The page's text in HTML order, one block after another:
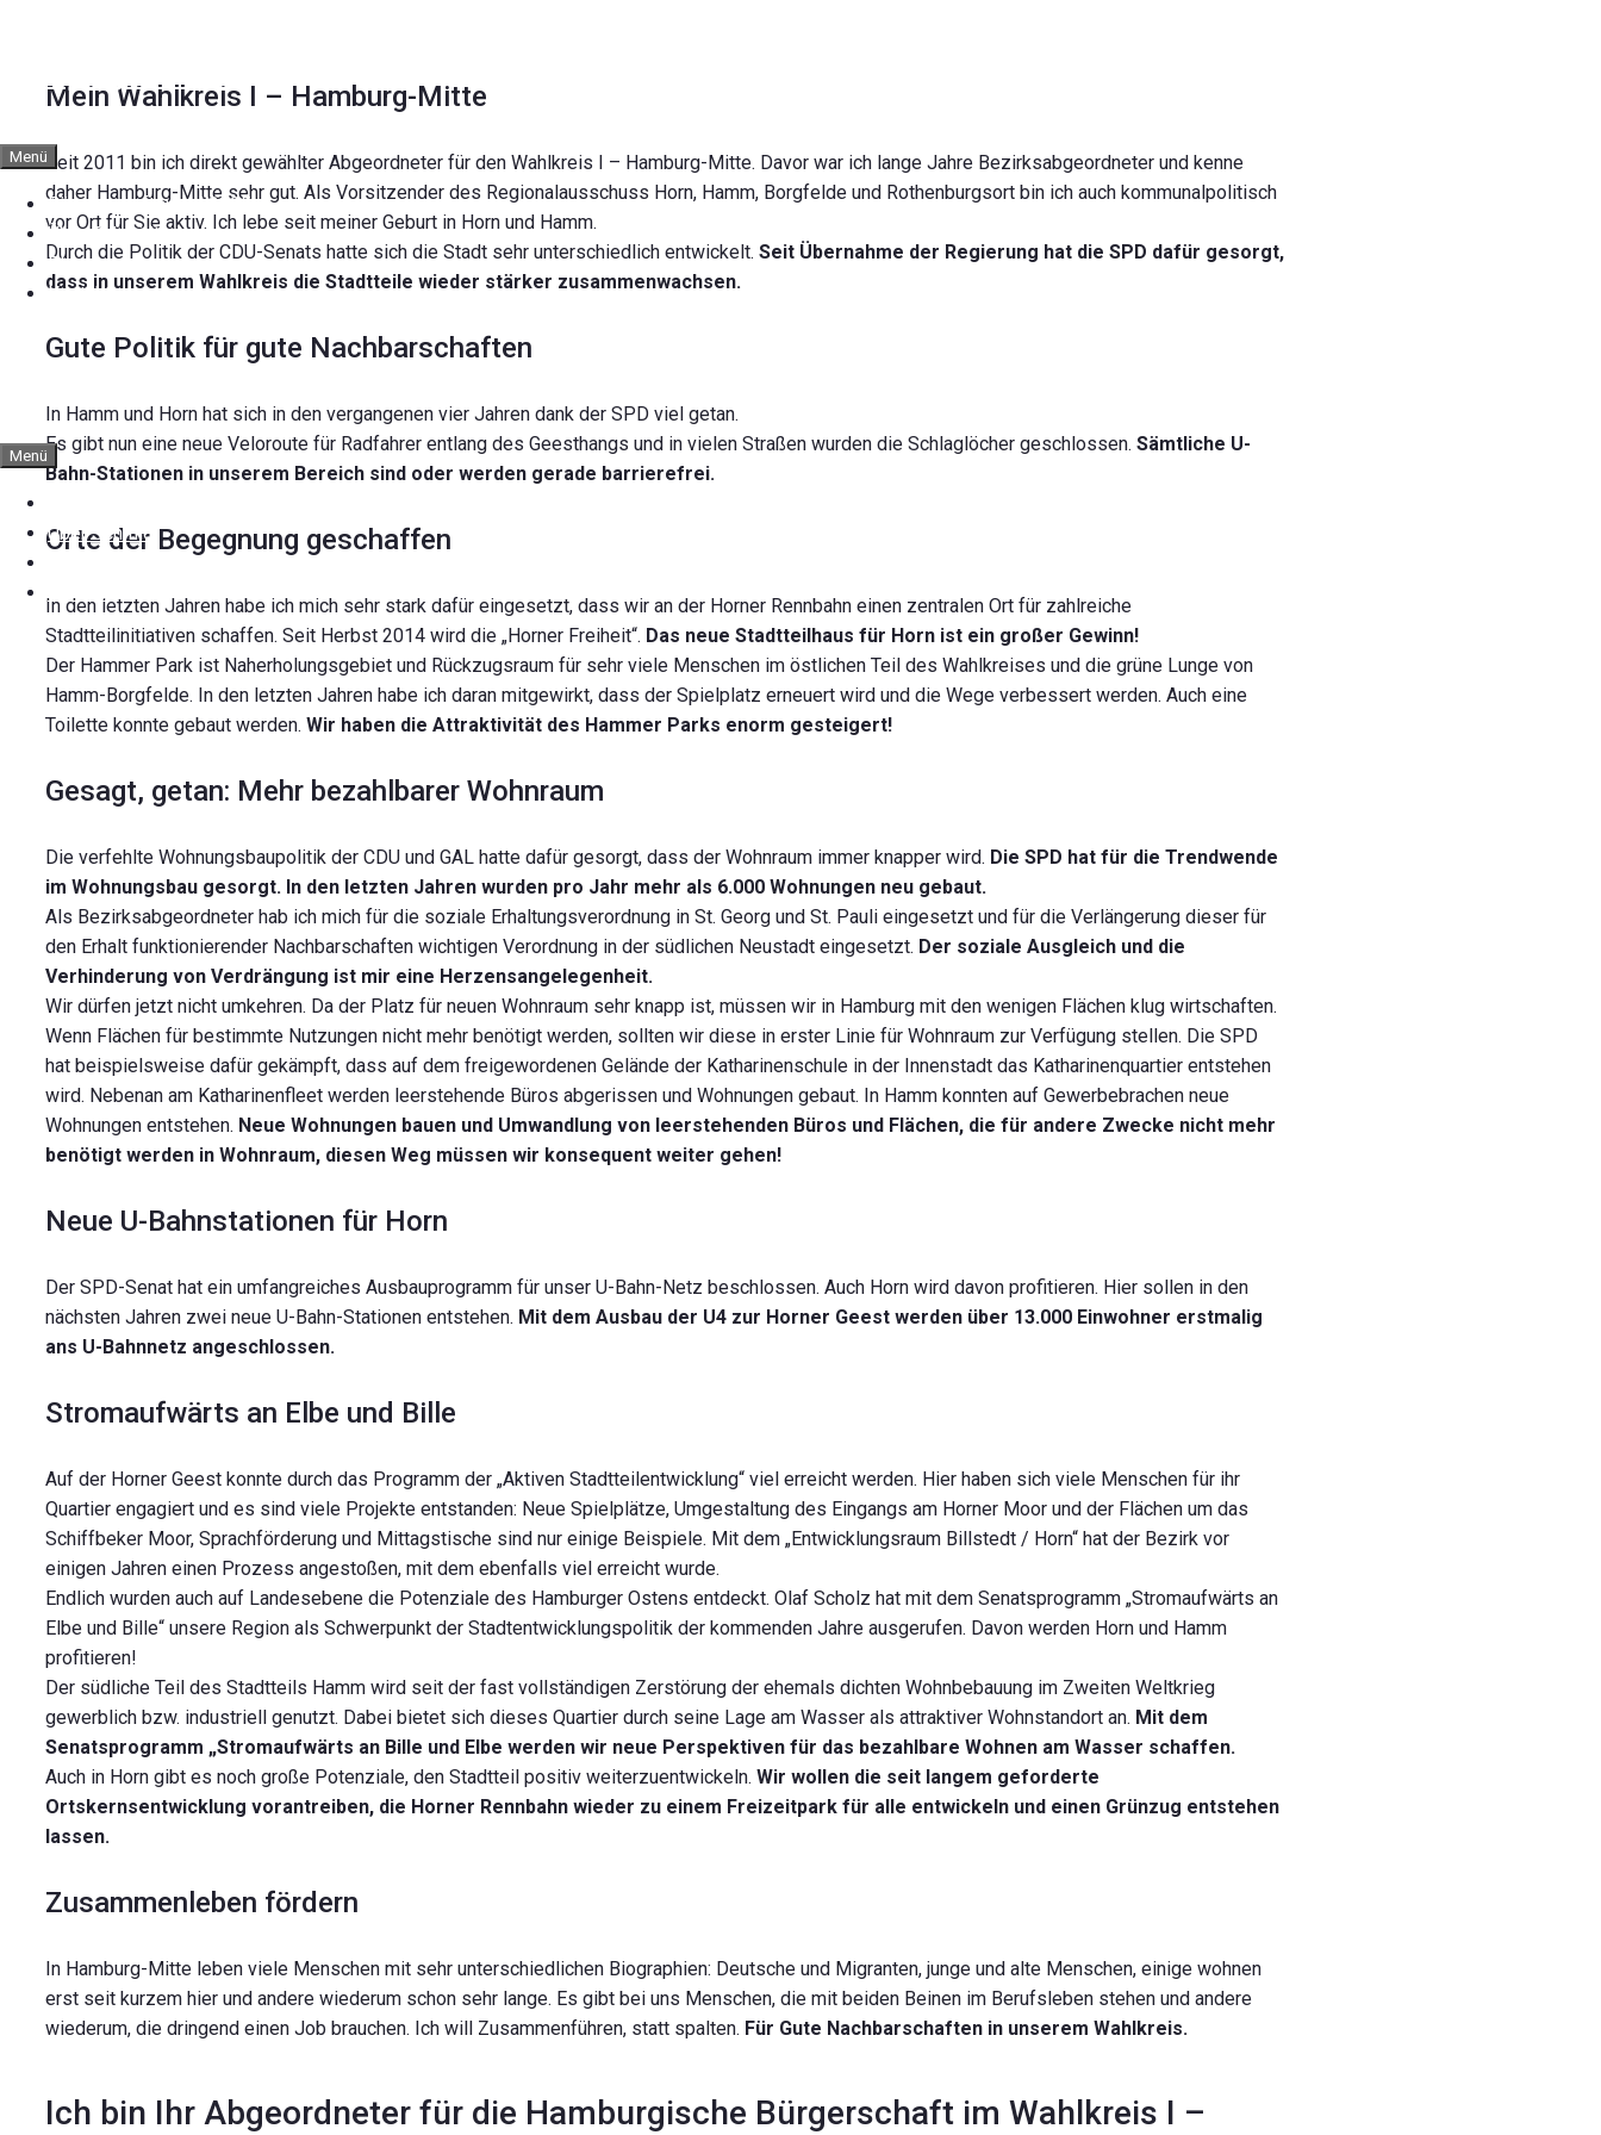
springen
Menü
Bürgerschaftswahl 2025
Über Schmidt
Blog
Kontakt
Menü
Über Schmidt
Kontakt
Mein Wahlkreis I – Hamburg-Mitte
Seit 2011 bin ich direkt gewählter Abgeordneter für den Wahlkreis I – Hamburg-Mitte. Davor war ich lange Jahre Bezirksabgeordneter und kenne
daher Hamburg-Mitte sehr gut. Als Vorsitzender des Regionalausschuss Horn, Hamm, Borgfelde und Rothenburgsort bin ich auch kommunalpolitisch
vor Ort für Sie aktiv. Ich lebe seit meiner Geburt in Horn und Hamm.
Durch die Politik der CDU-Senats hatte sich die Stadt sehr unterschiedlich entwickelt. Seit Übernahme der Regierung hat die SPD dafür gesorgt,
dass in unserem Wahlkreis die Stadtteile wieder stärker zusammenwachsen.
Gute Politik für gute Nachbarschaften
In Hamm und Horn hat sich in den vergangenen vier Jahren dank der SPD viel getan.
Es gibt nun eine neue Veloroute für Radfahrer entlang des Geesthangs und in vielen Straßen wurden die Schlaglöcher geschlossen. Sämtliche U-
Bahn-Stationen in unserem Bereich sind oder werden gerade barrierefrei.
Orte der Begegnung geschaffen
In den letzten Jahren habe ich mich sehr stark dafür eingesetzt, dass wir an der Horner Rennbahn einen zentralen Ort für zahlreiche
Stadtteilinitiativen schaffen. Seit Herbst 2014 wird die „Horner Freiheit“. Das neue Stadtteilhaus für Horn ist ein großer Gewinn!
Der Hammer Park ist Naherholungsgebiet und Rückzugsraum für sehr viele Menschen im östlichen Teil des Wahlkreises und die grüne Lunge von
Hamm-Borgfelde. In den letzten Jahren habe ich daran mitgewirkt, dass der Spielplatz erneuert wird und die Wege verbessert werden. Auch eine
Toilette konnte gebaut werden. Wir haben die Attraktivität des Hammer Parks enorm gesteigert!
Gesagt, getan: Mehr bezahlbarer Wohnraum
Die verfehlte Wohnungsbaupolitik der CDU und GAL hatte dafür gesorgt, dass der Wohnraum immer knapper wird. Die SPD hat für die Trendwende
im Wohnungsbau gesorgt. In den letzten Jahren wurden pro Jahr mehr als 6.000 Wohnungen neu gebaut.
Als Bezirksabgeordneter hab ich mich für die soziale Erhaltungsverordnung in St. Georg und St. Pauli eingesetzt und für die Verlängerung dieser für
den Erhalt funktionierender Nachbarschaften wichtigen Verordnung in der südlichen Neustadt eingesetzt. Der soziale Ausgleich und die
Verhinderung von Verdrängung ist mir eine Herzensangelegenheit.
Wir dürfen jetzt nicht umkehren. Da der Platz für neuen Wohnraum sehr knapp ist, müssen wir in Hamburg mit den wenigen Flächen klug wirtschaften.
Wenn Flächen für bestimmte Nutzungen nicht mehr benötigt werden, sollten wir diese in erster Linie für Wohnraum zur Verfügung stellen. Die SPD
hat beispielsweise dafür gekämpft, dass auf dem freigewordenen Gelände der Katharinenschule in der Innenstadt das Katharinenquartier entstehen
wird. Nebenan am Katharinenfleet werden leerstehende Büros abgerissen und Wohnungen gebaut. In Hamm konnten auf Gewerbebrachen neue
Wohnungen entstehen. Neue Wohnungen bauen und Umwandlung von leerstehenden Büros und Flächen, die für andere Zwecke nicht mehr
benötigt werden in Wohnraum, diesen Weg müssen wir konsequent weiter gehen!
Neue U-Bahnstationen für Horn
Der SPD-Senat hat ein umfangreiches Ausbauprogramm für unser U-Bahn-Netz beschlossen. Auch Horn wird davon profitieren. Hier sollen in den
nächsten Jahren zwei neue U-Bahn-Stationen entstehen. Mit dem Ausbau der U4 zur Horner Geest werden über 13.000 Einwohner erstmalig
ans U-Bahnnetz angeschlossen.
Stromaufwärts an Elbe und Bille
Auf der Horner Geest konnte durch das Programm der „Aktiven Stadtteilentwicklung“ viel erreicht werden. Hier haben sich viele Menschen für ihr
Quartier engagiert und es sind viele Projekte entstanden: Neue Spielplätze, Umgestaltung des Eingangs am Horner Moor und der Flächen um das
Schiffbeker Moor, Sprachförderung und Mittagstische sind nur einige Beispiele. Mit dem „Entwicklungsraum Billstedt / Horn“ hat der Bezirk vor
einigen Jahren einen Prozess angestoßen, mit dem ebenfalls viel erreicht wurde.
Endlich wurden auch auf Landesebene die Potenziale des Hamburger Ostens entdeckt. Olaf Scholz hat mit dem Senatsprogramm „Stromaufwärts an
Elbe und Bille“ unsere Region als Schwerpunkt der Stadtentwicklungspolitik der kommenden Jahre ausgerufen. Davon werden Horn und Hamm
profitieren!
Der südliche Teil des Stadtteils Hamm wird seit der fast vollständigen Zerstörung der ehemals dichten Wohnbebauung im Zweiten Weltkrieg
gewerblich bzw. industriell genutzt. Dabei bietet sich dieses Quartier durch seine Lage am Wasser als attraktiver Wohnstandort an. Mit dem
Senatsprogramm „Stromaufwärts an Bille und Elbe werden wir neue Perspektiven für das bezahlbare Wohnen am Wasser schaffen.
Auch in Horn gibt es noch große Potenziale, den Stadtteil positiv weiterzuentwickeln. Wir wollen die seit langem geforderte
Ortskernsentwicklung vorantreiben, die Horner Rennbahn wieder zu einem Freizeitpark für alle entwickeln und einen Grünzug entstehen
lassen.
Zusammenleben fördern
In Hamburg-Mitte leben viele Menschen mit sehr unterschiedlichen Biographien: Deutsche und Migranten, junge und alte Menschen, einige wohnen
erst seit kurzem hier und andere wiederum schon sehr lange. Es gibt bei uns Menschen, die mit beiden Beinen im Berufsleben stehen und andere
wiederum, die dringend einen Job brauchen. Ich will Zusammenführen, statt spalten. Für Gute Nachbarschaften in unserem Wahlkreis.
Ich bin Ihr Abgeordneter für die Hamburgische Bürgerschaft im Wahlkreis I –